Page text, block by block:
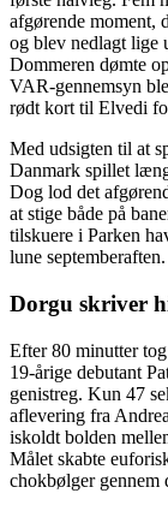
afgørende moment,
og blev nedlagt lige
Dommeren dømte
VAR-gennemsyn
rødt kort til Elvedi
Med udsigten til at
Danmark spillet
Dog lod det
at stige både på
tilskuere i Parken
lune septemberaften.
Dorgu skriver
Efter 80 minutter
19-årige debutant
genistreg. Kun 47
aflevering fra
iskoldt bolden
Målet skabte
chokbølger gennem